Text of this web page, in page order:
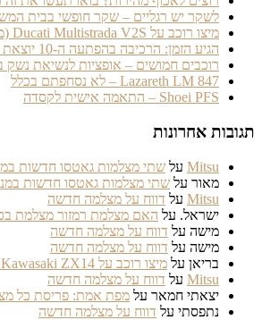
לשקר יש רגליים – שקר חופשי בבית
מיצו רוכב על Ducati Multistrada V2S (מודל 2025)
הגיע הזמן: הרכיבה בהפתעה ה-10 יוצאת לדרך!
רוכבים חמושים – אופציות לנשיאת נשק
Lazareth LM 847 – לא נסחפתם בכלל
Shoei PFS – התאמה אישית לקסדה
תגובות אחרונות
Mitsu על שתי מצלמות גאטסו חדשות
מאור על שתי מצלמות גאטסו חדשות
Mitsu על דווח על מצלמה חדשה
ישראל. על האם מצלמת רמזור מצלמת
מישה על דווח על מצלמה חדשה
מישה על דווח על מצלמה חדשה
בריאן על מיצו רוכב על Kawasaki ZX14 (מודל 2009)
Mitsu על דווח על מצלמה חדשה
יצאתי חמאר על מפת אמת: פריסת כל
נתפסתי על דווח על מצלמה חדשה